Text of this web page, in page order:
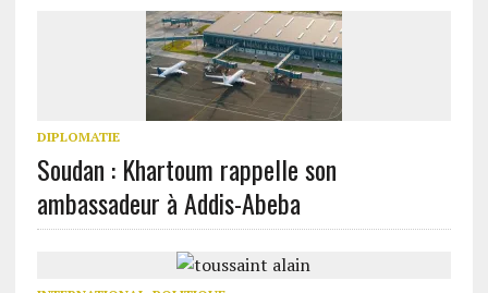
DIPLOMATIE
Soudan : Khartoum rappelle son
ambassadeur à Addis-Abeba